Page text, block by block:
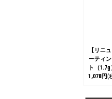
【リニ
ーティ
ト（
1,078円(